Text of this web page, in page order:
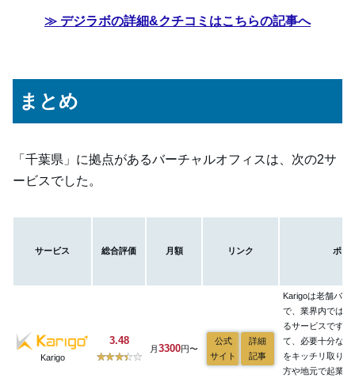
≫ デジラボの詳細&クチコミはこちらの記事へ
まとめ
「千葉県」に拠点があるバーチャルオフィスは、次の2サ
ービスでした。
サービス 総合評価 月額 リンク ポイ
Karigo
3.48
月3300円〜
公式
サイト
詳細
記事
Karigoは老舗バー
で、業界内では
るサービスです
て、必要十分な
をキッチリ取り
方や地元で起業